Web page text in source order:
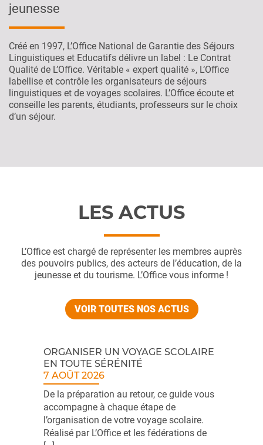
jeunesse
Créé en 1997, L’Office National de Garantie des Séjours
Linguistiques et Educatifs délivre un label : Le Contrat
Qualité de L’Office. Véritable « expert qualité », L’Office
labellise et contrôle les organisateurs de séjours
linguistiques et de voyages scolaires. L’Office écoute et
conseille les parents, étudiants, professeurs sur le choix
d’un séjour.
LES ACTUS
L’Office est chargé de représenter les membres auprès
des pouvoirs publics, des acteurs de l’éducation, de la
jeunesse et du tourisme. L’Office vous informe !
ORGANISER UN VOYAGE SCOLAIRE
EN TOUTE SÉRÉNITÉ
7 AOÛT 2026
De la préparation au retour, ce guide vous
accompagne à chaque étape de
l’organisation de votre voyage scolaire.
Réalisé par L’Office et les fédérations de
VOIR TOUTES NOS ACTUS